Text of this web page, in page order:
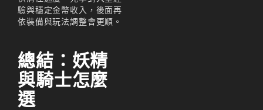
驗與穩定金幣收入，後面再
依裝備與玩法調整會更順。
總結：妖精
與騎士怎麼
選